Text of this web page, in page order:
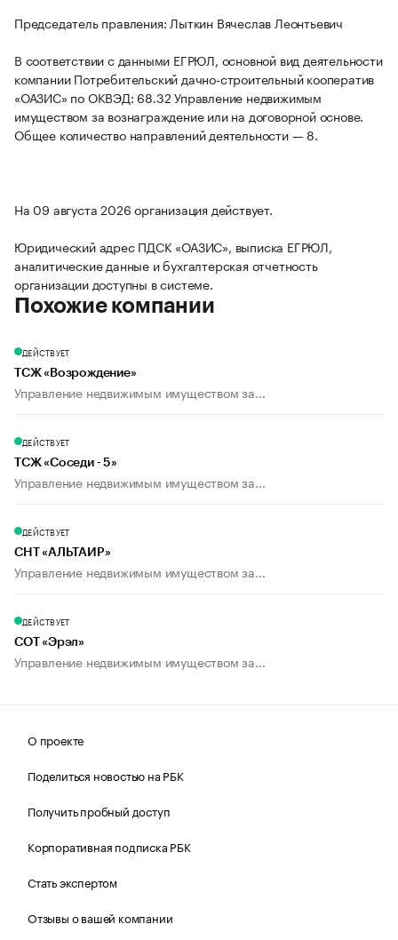
Председатель правления: Лыткин Вячеслав Леонтьевич
В соответствии с данными ЕГРЮЛ, основной вид деятельности
компании Потребительский дачно-строительный кооператив
«ОАЗИС» по ОКВЭД: 68.32 Управление недвижимым
имуществом за вознаграждение или на договорной основе.
Общее количество направлений деятельности — 8.
На 09 августа 2026 организация действует.
Юридический адрес ПДСК «ОАЗИС», выписка ЕГРЮЛ,
аналитические данные и бухгалтерская отчетность
организации доступны в системе.
Похожие компании
ДЕЙСТВУЕТ
ТСЖ «Возрождение»
Управление недвижимым имуществом за...
ДЕЙСТВУЕТ
ТСЖ «Соседи - 5»
Управление недвижимым имуществом за...
ДЕЙСТВУЕТ
СНТ «АЛЬТАИР»
Управление недвижимым имуществом за...
ДЕЙСТВУЕТ
СОТ «Эрэл»
Управление недвижимым имуществом за...
О проекте
Поделиться новостью на РБК
Получить пробный доступ
Корпоративная подписка РБК
Стать экспертом
Отзывы о вашей компании